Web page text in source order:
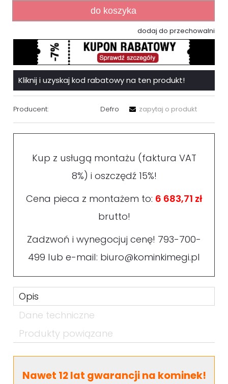
do koszyka
dodaj do przechowalni
Kliknij i uzyskaj kod rabatowy na ten produkt!
Producent: Defro zapytaj o produkt
Kup z usługą montażu (faktura VAT
8%) i oszczędź 15%!
Cena pieca z montażem to: 6 683,71 zł
brutto!
Zadzwoń i wynegocjuj cenę! 793-700-
499 lub e-mail: biuro@kominkimegi.pl
Opis
Dane techniczne
Produkty powiązane
Nawet 12 lat gwarancji na kominek!